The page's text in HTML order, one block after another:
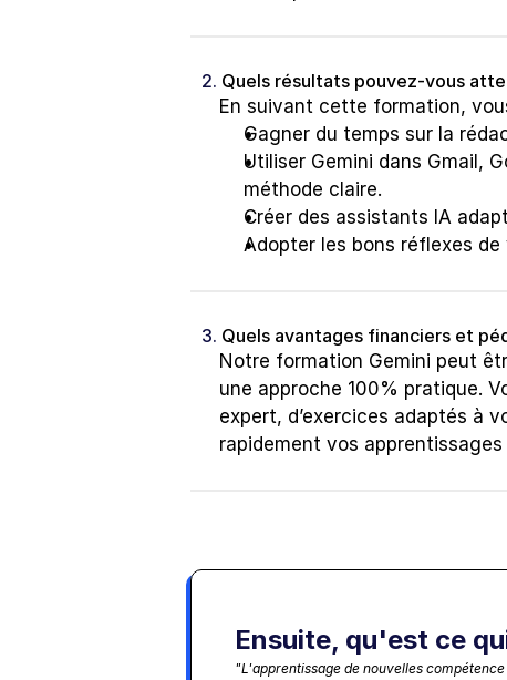
2. Quels résultats pouvez-vous
En suivant cette formation,
Gagner du temps sur la
Utiliser Gemini dans Gmail,
méthode claire.
Créer des assistants IA
Adopter les bons réflexes
3. Quels avantages financiers et
Notre formation Gemini peut
une approche 100% pratique.
expert, d’exercices adaptés à
rapidement vos
Ensuite, qu'est ce
"L'apprentissage de nouvelles